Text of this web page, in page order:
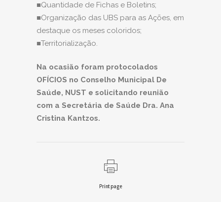
■Quantidade de Fichas e Boletins;
■Organização das UBS para as Ações, em
destaque os meses coloridos;
■Territorialização.
Na ocasião foram protocolados
OFÍCIOS no Conselho Municipal De
Saúde, NUST e solicitando reunião
com a Secretária de Saúde Dra. Ana
Cristina Kantzos.
Print page